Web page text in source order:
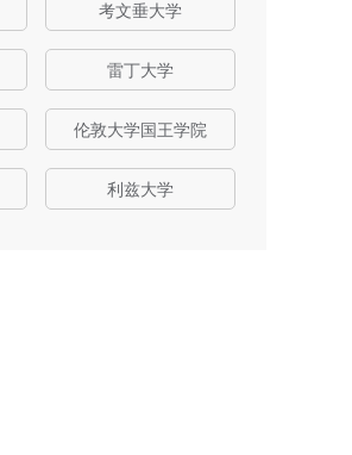
考文垂大学
雷丁大学
伦敦大学国王学院
利兹大学